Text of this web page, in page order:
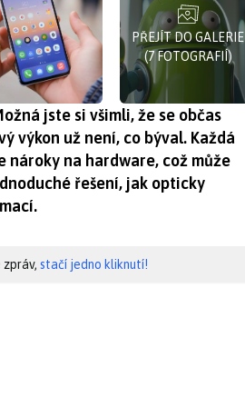
PŘEJÍT DO GALERIE
(7 FOTOGRAFIÍ)
jste si všimli, že se občas
výkon už není, co býval. Každá
nároky na hardware, což může
řešení, jak opticky
stačí jedno kliknutí!